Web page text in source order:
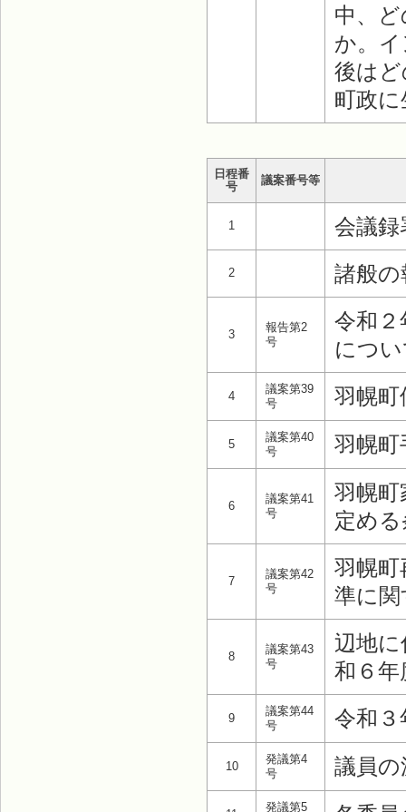
中、
か。
後は
町政
日程番
号
議案番号等
1 会議録
2 諸般の
3
報告第2
号
令和２
につ
4
議案第39
号
羽幌町
5
議案第40
号
羽幌町
6
議案第41
号
羽幌町
定め
7
議案第42
号
羽幌
準に
8
議案第43
号
辺地に
和６
9
議案第44
号
令和３
10
発議第4
号
議員
発議第5